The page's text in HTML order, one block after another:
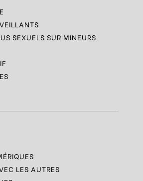
SEXUELS SUR MINEURS
LES AUTRES